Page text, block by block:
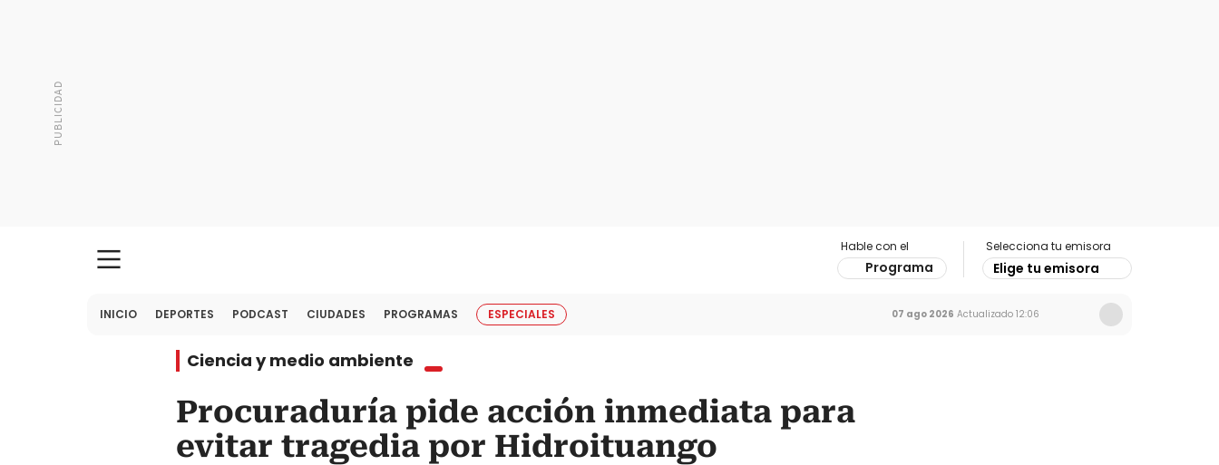
Hable con el
Programa
Selecciona tu emisora
Elige tu emisora
INICIO DEPORTES PODCAST CIUDADES PROGRAMAS ESPECIALES 07 ago 2026 Actualizado 12:06
Ciencia y medio ambiente
Procuraduría pide acción inmediata para
evitar tragedia por Hidroituango